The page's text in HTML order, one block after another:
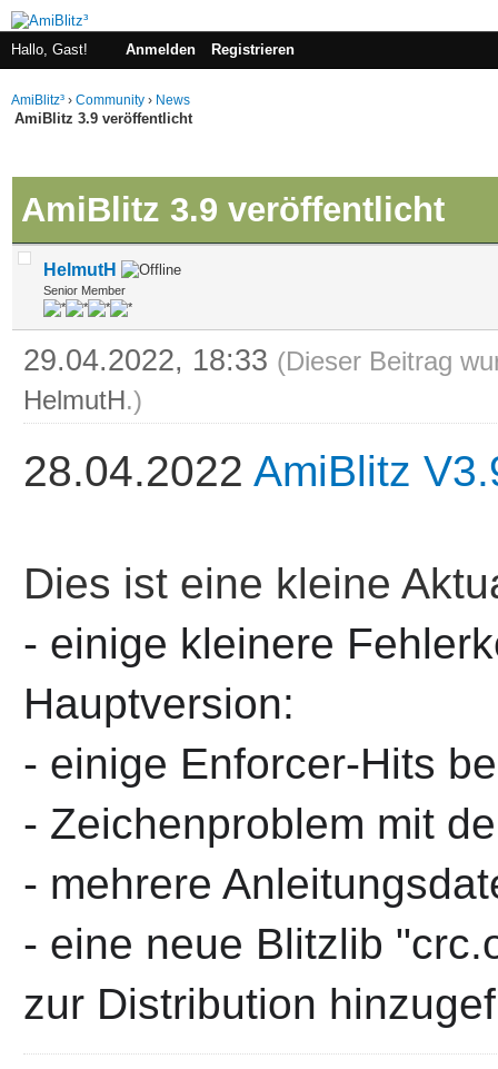
Hallo, Gast! Anmelden Registrieren
AmiBlitz³ › Community › News
AmiBlitz 3.9 veröffentlicht
AmiBlitz 3.9 veröffentlicht
HelmutH
Senior Member
29.04.2022, 18:33 (Dieser Beitrag
HelmutH.)
28.04.2022 AmiBlitz
Dies ist eine kleine
- einige kleinere
Hauptversion:
- einige Enforcer-Hits
- Zeichenproblem mit
- mehrere
- eine neue Blitzlib
zur Distribution